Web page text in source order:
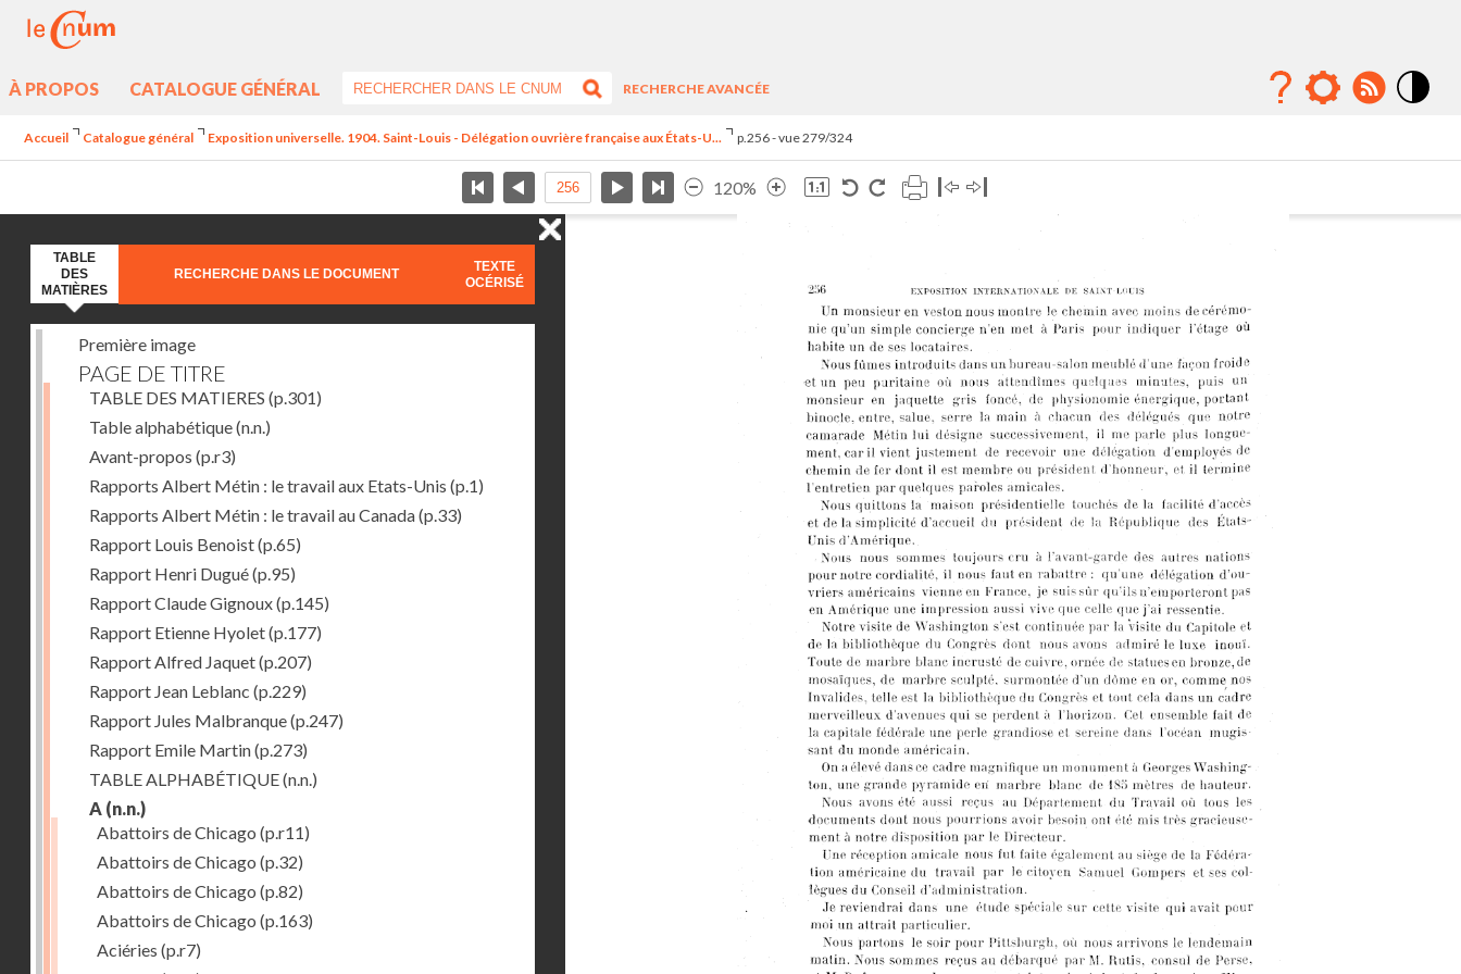
À PROPOS CATALOGUE GÉNÉRAL
RECHERCHE AVANCÉE
Accueil Catalogue général Exposition universelle. 1904. Saint-Louis - Délégation ouvrière française aux États-U... p.256 - vue 279/324
120%
TABLE
DES
MATIÈRES
RECHERCHE DANS LE DOCUMENT
TEXTE
OCÉRISÉ
Première image
PAGE DE TITRE
TABLE DES MATIERES (p.301)
Table alphabétique(n.n.)
Avant-propos (p.r3)
Rapports Albert Métin : le travail aux Etats-Unis (p.1)
Rapports Albert Métin : le travail au Canada(p.33)
Rapport Louis Benoist(p.65)
Rapport Henri Dugué(p.95)
Rapport Claude Gignoux(p.145)
Rapport Etienne Hyolet(p.177)
Rapport Alfred Jaquet(p.207)
Rapport Jean Leblanc (p.229)
Rapport Jules Malbranque(p.247)
Rapport Emile Martin(p.273)
TABLE ALPHABÉTIQUE(n.n.)
A (n.n.)
Abattoirs de Chicago (p.r11)
Abattoirs de Chicago (p.32)
Abattoirs de Chicago (p.82)
Abattoirs de Chicago (p.163)
Aciéries (p.r7)